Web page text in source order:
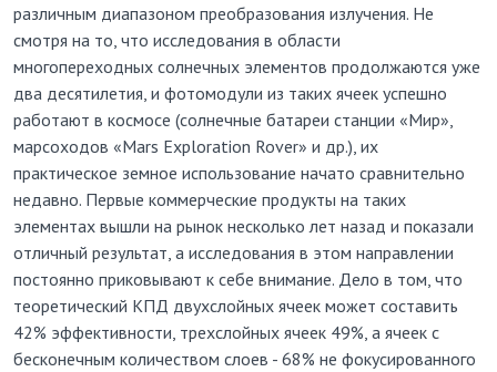
различным диапазоном преобразования излучения. Не
смотря на то, что исследования в области
многопереходных солнечных элементов продолжаются уже
два десятилетия, и фотомодули из таких ячеек успешно
работают в космосе (солнечные батареи станции «Мир»,
марсоходов «Mars Exploration Rover» и др.), их
практическое земное использование начато сравнительно
недавно. Первые коммерческие продукты на таких
элементах вышли на рынок несколько лет назад и показали
отличный результат, а исследования в этом направлении
постоянно приковывают к себе внимание. Дело в том, что
теоретический КПД двухслойных ячеек может составить
42% эффективности, трехслойных ячеек 49%, а ячеек с
бесконечным количеством слоев - 68% не фокусированного